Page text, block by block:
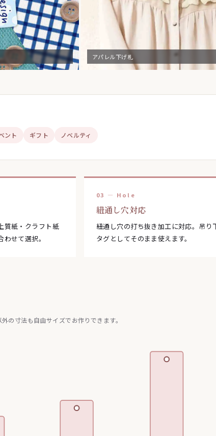
アパレル下げ札
ント ギフト ノベルティ
質紙・クラフト紙
せて選択。
03 — Hole
紐通し穴対応
紐通し穴の打ち抜き加工に対応。吊り
タグとしてそのまま使えます。
の寸法も自由サイズでお作りできます。